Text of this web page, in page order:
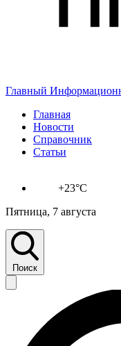
Главный
Главная
Новости
Справочник
Статьи
+23°C
Пятница, 7 августа
Поиск